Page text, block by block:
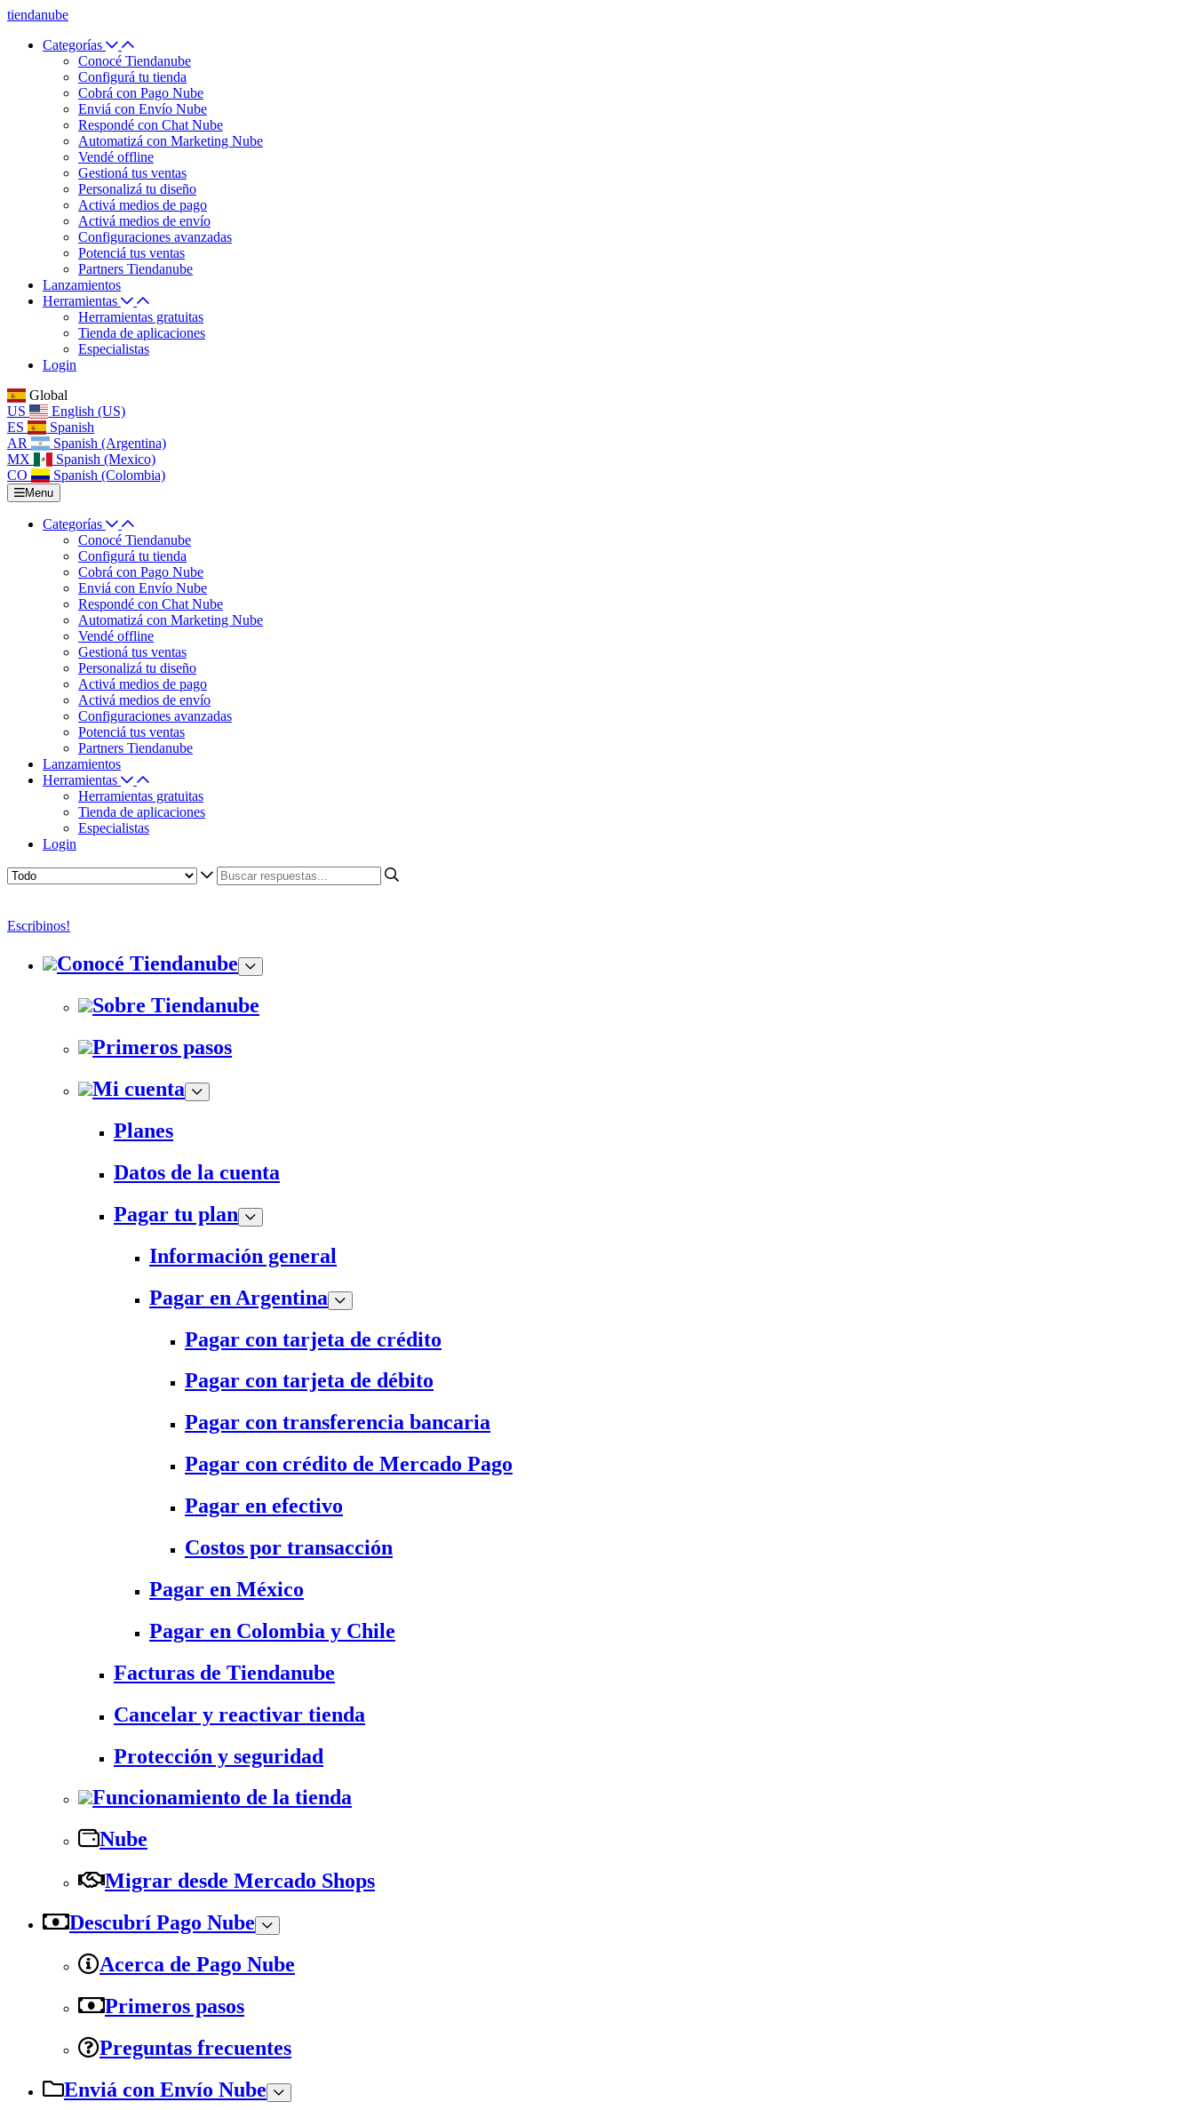
tiendanube
Categorías
Conocé Tiendanube
Configurá tu tienda
Cobrá con Pago Nube
Enviá con Envío Nube
Respondé con Chat Nube
Automatizá con Marketing Nube
Vendé offline
Gestioná tus ventas
Personalizá tu diseño
Activá medios de pago
Activá medios de envío
Configuraciones avanzadas
Potenciá tus ventas
Partners Tiendanube
Lanzamientos
Herramientas
Herramientas gratuitas
Tienda de aplicaciones
Especialistas
Login
Global
US
English (US)
ES
Spanish
AR
Spanish (Argentina)
MX
Spanish (Mexico)
CO
Spanish (Colombia)
Menu
Categorías
Conocé Tiendanube
Configurá tu tienda
Cobrá con Pago Nube
Enviá con Envío Nube
Respondé con Chat Nube
Automatizá con Marketing Nube
Vendé offline
Gestioná tus ventas
Personalizá tu diseño
Activá medios de pago
Activá medios de envío
Configuraciones avanzadas
Potenciá tus ventas
Partners Tiendanube
Lanzamientos
Herramientas
Herramientas gratuitas
Tienda de aplicaciones
Especialistas
Login
Escribinos!
Conocé Tiendanube
Sobre Tiendanube
Primeros pasos
Mi cuenta
Planes
Datos de la cuenta
Pagar tu plan
Información general
Pagar en Argentina
Pagar con tarjeta de crédito
Pagar con tarjeta de débito
Pagar con transferencia bancaria
Pagar con crédito de Mercado Pago
Pagar en efectivo
Costos por transacción
Pagar en México
Pagar en Colombia y Chile
Facturas de Tiendanube
Cancelar y reactivar tienda
Protección y seguridad
Funcionamiento de la tienda
Nube
Migrar desde Mercado Shops
Descubrí Pago Nube
Acerca de Pago Nube
Primeros pasos
Preguntas frecuentes
Enviá con Envío Nube